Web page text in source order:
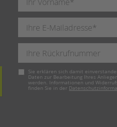
Pflichtfeld
Sie erklären sich damit
Daten zur Bearbeitung Ihres
werden. Informationen und
finden Sie in der